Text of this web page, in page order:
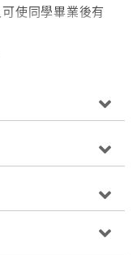
使同學畢業後有